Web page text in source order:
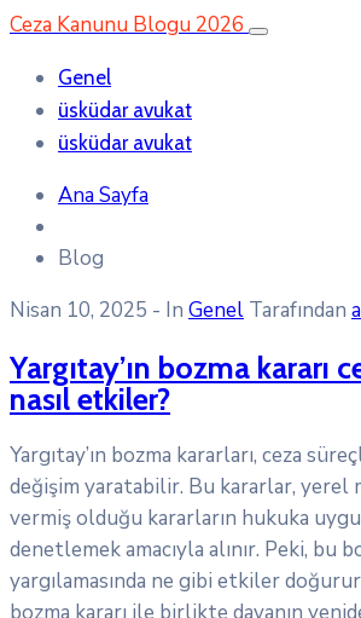
Ceza Kanunu Blogu 2026
Genel
üsküdar avukat
üsküdar avukat
Ana Sayfa
Blog
Nisan 10, 2025 - In Genel Tarafından
Yargıtay’ın bozma kararı
nasıl etkiler?
Yargıtay’ın bozma kararları, ceza
değişim yaratabilir. Bu kararlar, yerel
vermiş olduğu kararların hukuka
denetlemek amacıyla alınır. Peki, bu
yargılamasında ne gibi etkiler